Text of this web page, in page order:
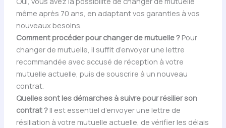
même après 70 ans, en adaptant vos garanties à vos
nouveaux besoins.
Comment procéder pour changer de mutuelle ?Pour
changer de mutuelle, il suffit d’envoyer une lettre
recommandée avec accusé de réception à votre
mutuelle actuelle, puis de souscrire à un nouveau
contrat.
Quelles sont les démarches à suivre pour résilier son
contrat ?Il est essentiel d’envoyer une lettre de
résiliation à votre mutuelle actuelle, de vérifier les délais